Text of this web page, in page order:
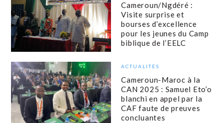
Cameroun/Ngdéré :
Visite surprise et
bourses d’excellence
pour les jeunes du Camp
biblique de l’EELC
ACTUALITÉS
Cameroun-Maroc à la
CAN 2025 : Samuel Eto’o
blanchi en appel par la
CAF faute de preuves
concluantes